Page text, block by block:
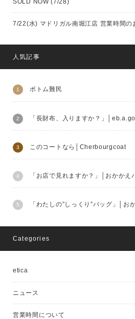
7/22(水) マドリガル南堀江店 営業時間の
人気記事
ボトム難民
「長財布、入りますか？」
このコートなら│Cherbourgcoat
「お店で見れますか？」│おかかえ
「わたしの”しっくり”バッグ」│お
Categories
etica
ニュース
営業時間について